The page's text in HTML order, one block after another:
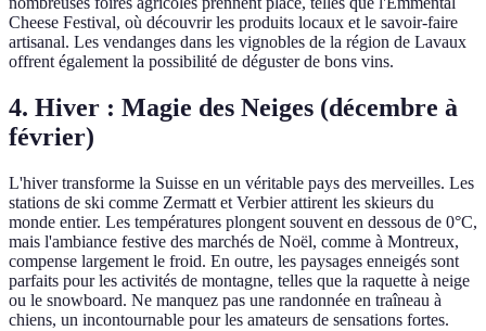
Cheese Festival, où découvrir les produits locaux et le savoir-faire
artisanal. Les vendanges dans les vignobles de la région de Lavaux
offrent également la possibilité de déguster de bons vins.
4. Hiver : Magie des Neiges (décembre à
février)
L'hiver transforme la Suisse en un véritable pays des merveilles. Les
stations de ski comme Zermatt et Verbier attirent les skieurs du
monde entier. Les températures plongent souvent en dessous de 0°C,
mais l'ambiance festive des marchés de Noël, comme à Montreux,
compense largement le froid. En outre, les paysages enneigés sont
parfaits pour les activités de montagne, telles que la raquette à neige
ou le snowboard. Ne manquez pas une randonnée en traîneau à
chiens, un incontournable pour les amateurs de sensations fortes.